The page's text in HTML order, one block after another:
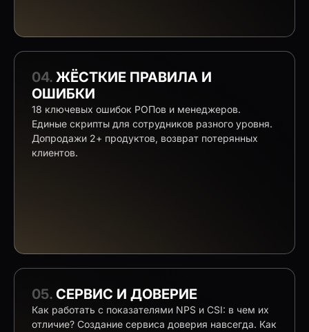
04. ЖЁСТКИЕ ПРАВИЛА И
ОШИБКИ
18 ключевых ошибок РОПов и менеджеров.
Единые скрипты для сотрудников разного уровня.
Допродажи 2+ продуктов, возврат потерянных
клиентов.
05. СЕРВИС И ДОВЕРИЕ
Как работать с показателями NPS и CSI: в чем их
отличие? Создание сервиса доверия навсегда. Как